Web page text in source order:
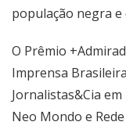
população negra e
O Prêmio
Imprensa
Jornalistas&Cia
Neo Mondo e